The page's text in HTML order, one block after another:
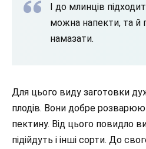
І до млинців
можна напекти, та й
намазати.
Для цього виду заготовки
плодів. Вони добре
пектину. Від цього повидло
підійдуть і інші сорти. До